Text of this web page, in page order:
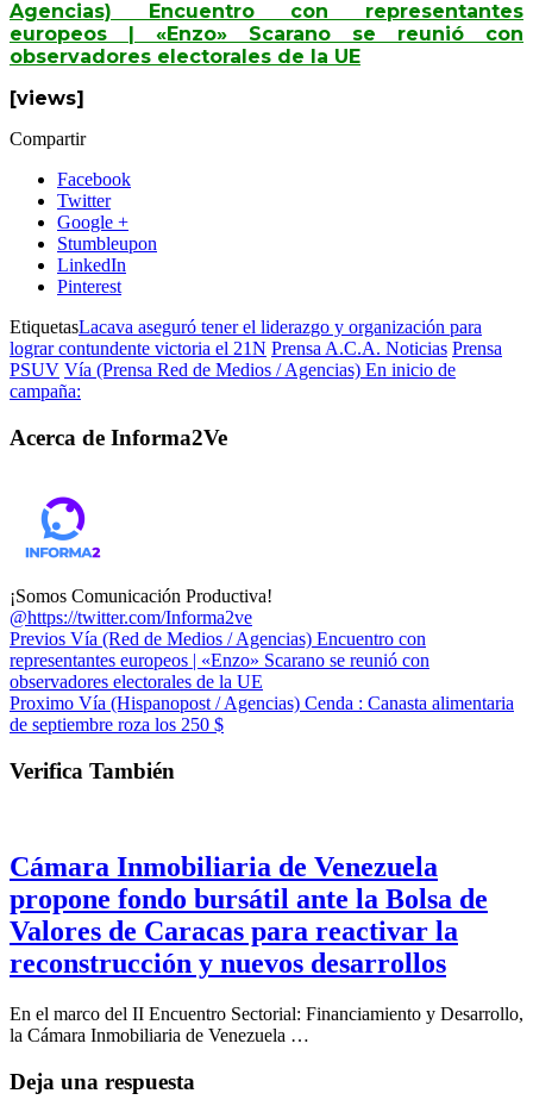
Agencias) Encuentro con representantes
europeos | «Enzo» Scarano se reunió con
observadores electorales de la UE
[views]
Compartir
Facebook
Twitter
Google +
Stumbleupon
LinkedIn
Pinterest
EtiquetasLacava aseguró tener el liderazgo y organización para
lograr contundente victoria el 21N Prensa A.C.A. Noticias Prensa
PSUV Vía (Prensa Red de Medios / Agencias) En inicio de
campaña:
Acerca de Informa2Ve
¡Somos Comunicación Productiva!
@https://twitter.com/Informa2ve
Previos Vía (Red de Medios / Agencias) Encuentro con
representantes europeos | «Enzo» Scarano se reunió con
observadores electorales de la UE
Proximo Vía (Hispanopost / Agencias) Cenda : Canasta alimentaria
de septiembre roza los 250 $
Verifica También
Cámara Inmobiliaria de Venezuela
propone fondo bursátil ante la Bolsa de
Valores de Caracas para reactivar la
reconstrucción y nuevos desarrollos
En el marco del II Encuentro Sectorial: Financiamiento y Desarrollo,
la Cámara Inmobiliaria de Venezuela …
Deja una respuesta